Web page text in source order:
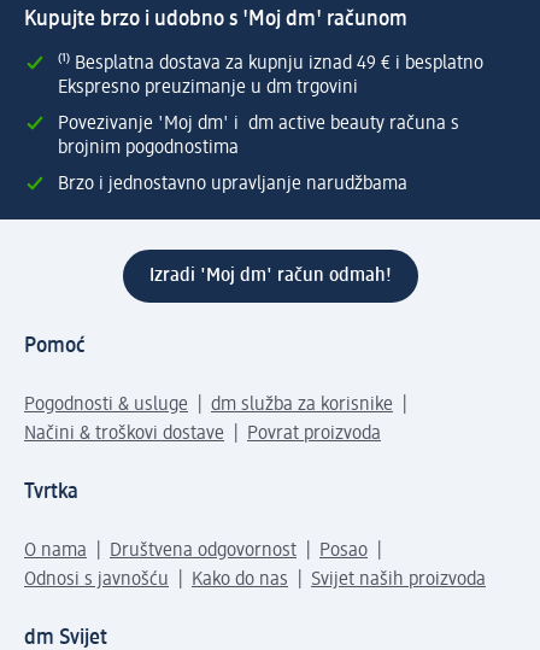
Kupujte brzo i udobno s 'Moj dm' računom
⁽¹⁾ Besplatna dostava za kupnju iznad 49 € i besplatno
Ekspresno preuzimanje u dm trgovini
Povezivanje 'Moj dm' i dm active beauty računa s
brojnim pogodnostima
Brzo i jednostavno upravljanje narudžbama
Izradi 'Moj dm' račun odmah!
Pomoć
Pogodnosti & usluge
dm služba za korisnike
Načini & troškovi dostave
Povrat proizvoda
Tvrtka
O nama Društvena odgovornost
Posao
Odnosi s javnošću
Kako do nas Svijet naših proizvoda
dm Svijet